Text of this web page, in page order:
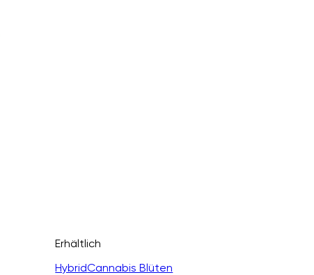
Erhältlich
HybridCannabis Blüten